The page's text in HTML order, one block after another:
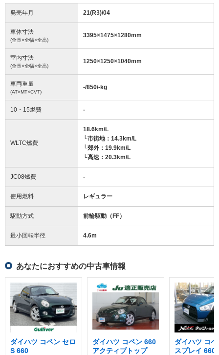
発売年月 21(R3)/04
車体寸法
(全長×全幅×全高)
3395×1475×1280mm
室内寸法
(全長×全幅×全高)
1250×1250×1040mm
車両重量
(AT×MT×CVT)
-/850/-kg
10・15燃費 -
WLTC燃費
18.6km/L
└市街地：14.3km/L
└郊外：19.9km/L
└高速：20.3km/L
JC08燃費 -
使用燃料 レギュラー
駆動方式 前輪駆動（FF）
最小回転半径 4.6m
あなたにおすすめの中古車情報
ダイハツ コペン セロ
S 660
ダイハツ コペン 660
アクティブトップ
ダイハツ コ
スプレイ 660